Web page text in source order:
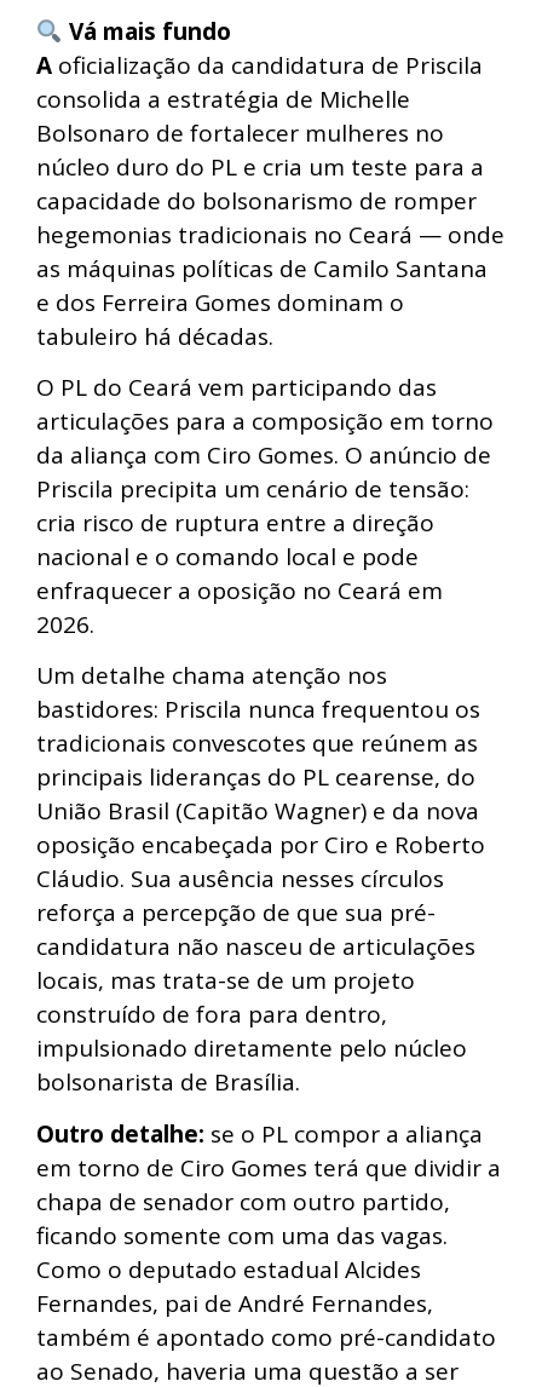
Vá mais fundo
A oficialização da candidatura de Priscila
consolida a estratégia de Michelle
Bolsonaro de fortalecer mulheres no
núcleo duro do PL e cria um teste para a
capacidade do bolsonarismo de romper
hegemonias tradicionais no Ceará — onde
as máquinas políticas de Camilo Santana
e dos Ferreira Gomes dominam o
tabuleiro há décadas.
O PL do Ceará vem participando das
articulações para a composição em torno
da aliança com Ciro Gomes. O anúncio de
Priscila precipita um cenário de tensão:
cria risco de ruptura entre a direção
nacional e o comando local e pode
enfraquecer a oposição no Ceará em
2026.
Um detalhe chama atenção nos
bastidores: Priscila nunca frequentou os
tradicionais convescotes que reúnem as
principais lideranças do PL cearense, do
União Brasil (Capitão Wagner) e da nova
oposição encabeçada por Ciro e Roberto
Cláudio. Sua ausência nesses círculos
reforça a percepção de que sua pré-
candidatura não nasceu de articulações
locais, mas trata-se de um projeto
construído de fora para dentro,
impulsionado diretamente pelo núcleo
bolsonarista de Brasília.
Outro detalhe: se o PL compor a aliança
em torno de Ciro Gomes terá que dividir a
chapa de senador com outro partido,
ficando somente com uma das vagas.
Como o deputado estadual Alcides
Fernandes, pai de André Fernandes,
também é apontado como pré-candidato
ao Senado, haveria uma questão a ser